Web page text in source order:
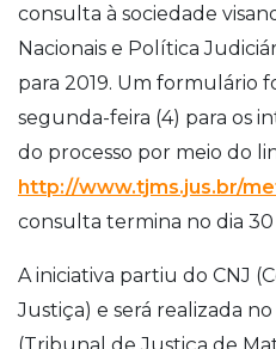
consulta à sociedade
Nacionais e Política
para 2019. Um formulário
segunda-feira (4) para os
do processo por meio do
http://www.tjms.jus.br/
consulta termina no dia
A iniciativa partiu do CNJ
Justiça) e será realizada